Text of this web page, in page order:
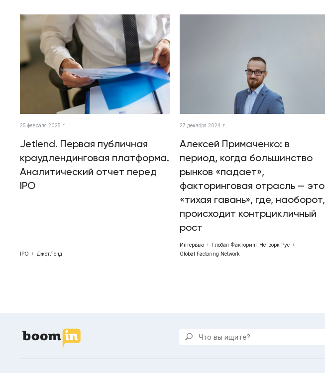
25 февраля 2025 г.
Jetlend. Первая публичная
краудлендинговая платформа.
Аналитический отчет перед
IPO
IPO ДжетЛенд
27 декабря 2024 г.
Алексей Примаченко: в
период, когда большинство
рынков «падает»,
факторинговая отрасль — это
«тихая гавань», где, наоборот,
происходит контрцикличный
рост
Интервью
Глобал Факторинг Нетворк Рус
Global Factoring Network